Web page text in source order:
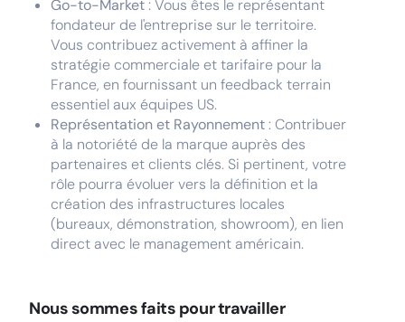
Go-to-Market: Vous êtes le représentant
fondateur de l'entreprise sur le territoire.
Vous contribuez activement à affiner la
stratégie commerciale et tarifaire pour la
France, en fournissant un feedback terrain
essentiel aux équipes US.
Représentation et Rayonnement: Contribuer
à la notoriété de la marque auprès des
partenaires et clients clés. Si pertinent, votre
rôle pourra évoluer vers la définition et la
création des infrastructures locales
(bureaux, démonstration, showroom), en lien
direct avec le management américain.
Nous sommes faits pour travailler